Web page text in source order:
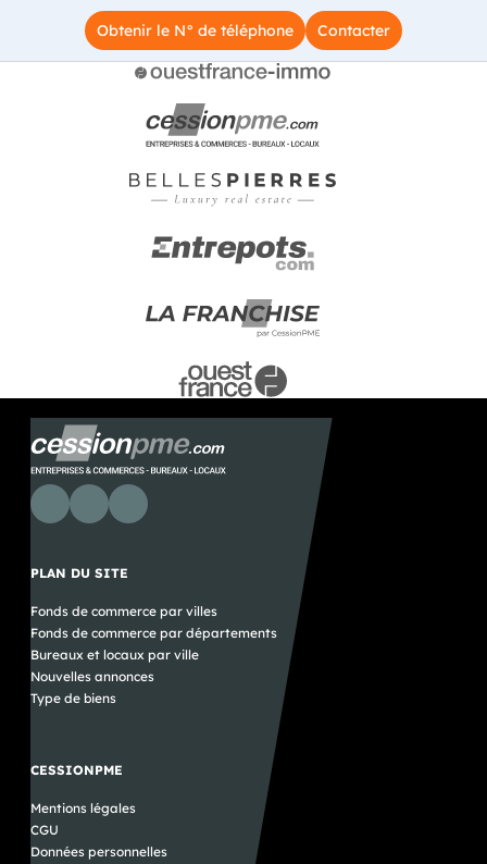
Obtenir le N° de téléphone
Contacter
PLAN DU SITE
Fonds de commerce par villes
Fonds de commerce par départements
Bureaux et locaux par ville
Nouvelles annonces
Type de biens
CESSIONPME
Mentions légales
CGU
Données personnelles